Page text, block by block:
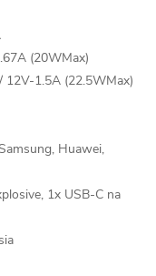
(20WMax)
1.5A (22.5WMax)
Huawei,
1x USB-C na